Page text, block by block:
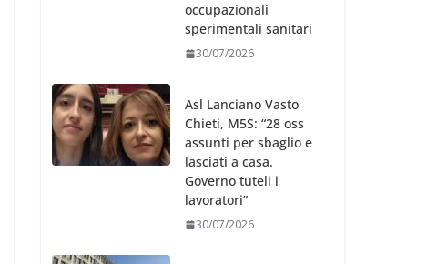
occupazionali
sperimentali sanitari
30/07/2026
Asl Lanciano Vasto
Chieti, M5S: “28 oss
assunti per sbaglio e
lasciati a casa.
Governo tuteli i
lavoratori”
30/07/2026